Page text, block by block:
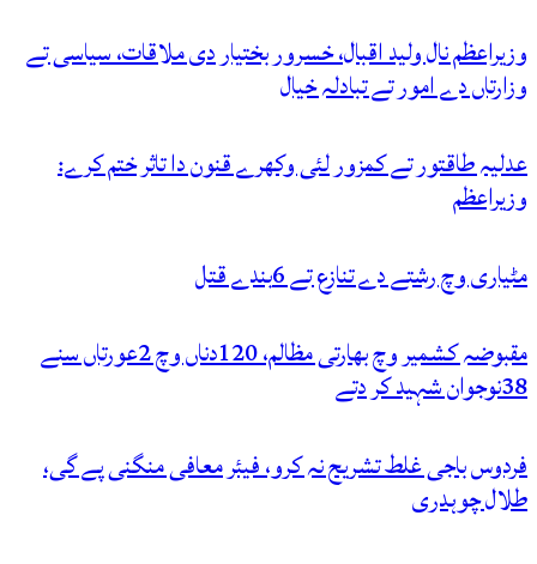
وزیراعظم نال ولید اقبال، خسرور بختیار دی ملاقات، سیاسی تے
وزارتاں دے امور تے تبادلہ خیال
عدلیہ طاقتور تے کمزور لئی وکھرے قنون دا تاثر ختم کرے:
وزیراعظم
مٹیاری وچ رشتے دے تنازع تے 6بندے قتل
مقبوضہ کشمیر وچ بھارتی مظالم، 120دناں وچ 2عورتاں سنے
38نوجوان شہید کر دتے
فردوس باجی غلط تشریح نہ کرو، فیئر معافی منگنی پے گی،
طلال چوہدری